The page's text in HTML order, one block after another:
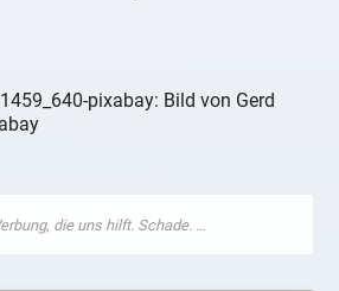
pixabay: Bild von Gerd